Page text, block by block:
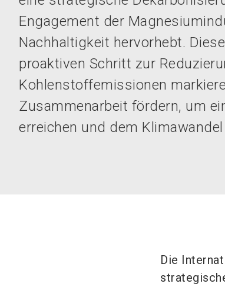
Engagement der
Nachhaltigkeit hervorhebt.
proaktiven Schritt zur
Kohlenstoffemissionen
Zusammenarbeit fördern, um
erreichen und dem
Die